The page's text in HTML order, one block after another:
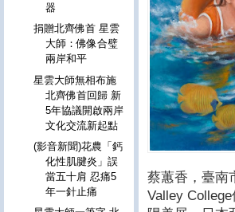
蔡蕙香，臺南
Valley
器
捐贈北齊佛首 星雲
大師：佛像合璧
兩岸和平
星雲大師無相布施
北齊佛首回歸 新
5年協議開啟兩岸
文化交流新起點
(影音新聞)花農「鈣
化性肌腱炎」誤
當五十肩 忍痛5
年一針止痛